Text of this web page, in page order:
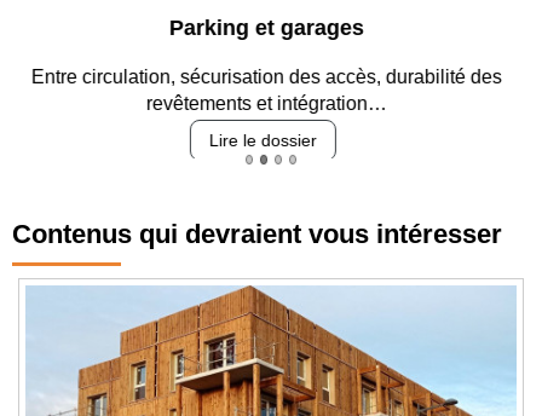
Parking et garages
Entre circulation, sécurisation des accès, durabilité des
revêtements et intégration…
Lire le dossier
Contenus qui devraient vous intéresser